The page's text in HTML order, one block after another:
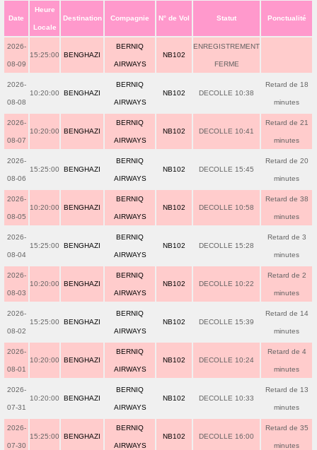
Date
Heure
Locale
Destination Compagnie N° de Vol Statut Ponctualité
2026-
08-09
15:25:00 BENGHAZI
BERNIQ
AIRWAYS
NB102
ENREGISTREMENT
FERME
2026-
08-08
10:20:00 BENGHAZI
BERNIQ
AIRWAYS
NB102 DECOLLE 10:38
Retard de 18
minutes
2026-
08-07
10:20:00 BENGHAZI
BERNIQ
AIRWAYS
NB102 DECOLLE 10:41
Retard de 21
minutes
2026-
08-06
15:25:00 BENGHAZI
BERNIQ
AIRWAYS
NB102 DECOLLE 15:45
Retard de 20
minutes
2026-
08-05
10:20:00 BENGHAZI
BERNIQ
AIRWAYS
NB102 DECOLLE 10:58
Retard de 38
minutes
2026-
08-04
15:25:00 BENGHAZI
BERNIQ
AIRWAYS
NB102 DECOLLE 15:28
Retard de 3
minutes
2026-
08-03
10:20:00 BENGHAZI
BERNIQ
AIRWAYS
NB102 DECOLLE 10:22
Retard de 2
minutes
2026-
08-02
15:25:00 BENGHAZI
BERNIQ
AIRWAYS
NB102 DECOLLE 15:39
Retard de 14
minutes
2026-
08-01
10:20:00 BENGHAZI
BERNIQ
AIRWAYS
NB102 DECOLLE 10:24
Retard de 4
minutes
2026-
07-31
10:20:00 BENGHAZI
BERNIQ
AIRWAYS
NB102 DECOLLE 10:33
Retard de 13
minutes
2026-
07-30
15:25:00 BENGHAZI
BERNIQ
AIRWAYS
NB102 DECOLLE 16:00
Retard de 35
minutes